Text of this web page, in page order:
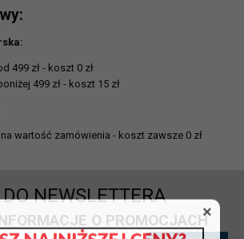
499 zł - koszt 0 zł
499 zł - koszt 15 zł
wartość zamówienia - koszt zawsze 0 zł
NEWSLETTERA
O PROMOCJACH×